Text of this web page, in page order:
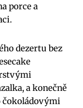
‌porce a
dezertu bez⁤
a konečně
čokoládovými‍